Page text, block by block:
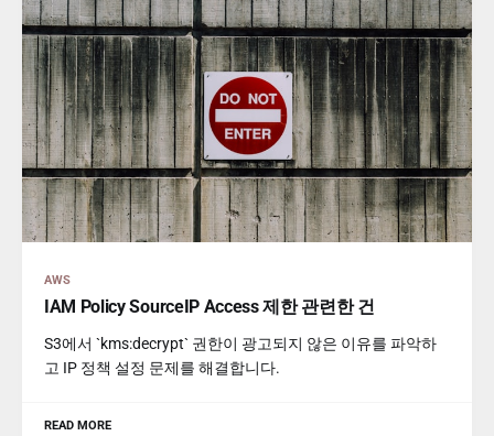
AWS
IAM Policy SourceIP Access 제한 관련한 건
S3에서 `kms:decrypt` 권한이 광고되지 않은 이유를 파악하
고 IP 정책 설정 문제를 해결합니다.
READ MORE